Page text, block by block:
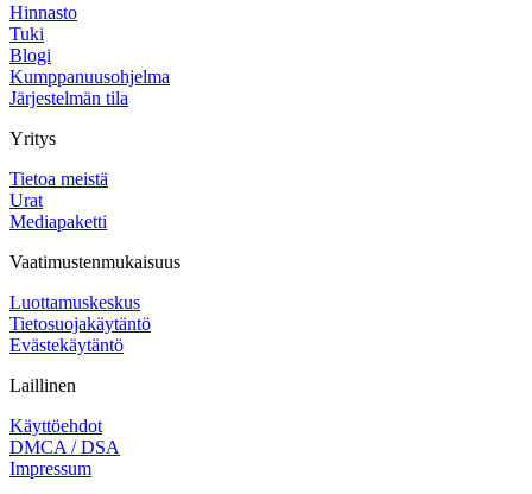
Hinnasto
Tuki
Blogi
Kumppanuusohjelma
Järjestelmän tila
Yritys
Tietoa meistä
Urat
Mediapaketti
Vaatimustenmukaisuus
Luottamuskeskus
Tietosuojakäytäntö
Evästekäytäntö
Laillinen
Käyttöehdot
DMCA / DSA
Impressum